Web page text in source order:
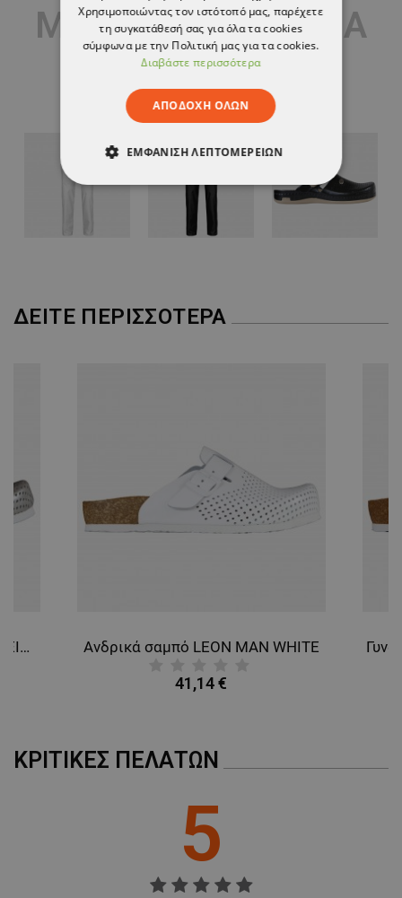
ΜΠΟΡΕΊ ΕΠΊΣΗΣ ΝΑ
ΣΑΣ ΑΡΈΣΟΥΝ
ΔΕΊΤΕ ΠΕΡΙΣΣΌΤΕΡΑ
Γυναικεία σαμπό LEON LADY BEIGE Ανδρικά σαμπό LEON MAN WHITE
41,14 €
ΚΡΙΤΙΚΈΣ ΠΕΛΑΤΏΝ
5
Χρησιμοποιώντας τον ιστότοπό μας, παρέχετε
τη συγκατάθεσή σας για όλα τα cookies
σύμφωνα με την Πολιτική μας για τα cookies.
Διαβάστε περισσότερα
ΑΠΟΔΟΧΉ ΌΛΩΝ
ΕΜΦΆΝΙΣΗ ΛΕΠΤΟΜΕΡΕΙΏΝ
ΑΠΟΛΎΤΩΣ ΑΠΑΡΑΊΤΗΤΑ
ΜΗ ΤΑΞΙΝΟΜΗΜΈΝΑ